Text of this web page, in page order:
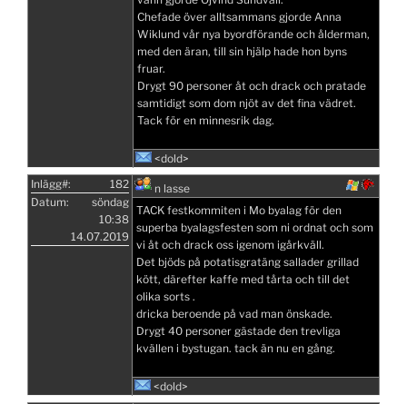
Chefade över alltsammans gjorde Anna
Wiklund vår nya byordförande och ålderman,
med den äran, till sin hjälp hade hon byns
fruar.
Drygt 90 personer åt och drack och pratade
samtidigt som dom njöt av det fina vädret.
Tack för en minnesrik dag.
<dold>
Inlägg#:
182
Datum:
söndag
10:38
14.07.2019
n lasse
TACK festkommiten i Mo byalag för den
superba byalagsfesten som ni ordnat och som
vi åt och drack oss igenom igårkväll.
Det bjöds på potatisgratäng sallader grillad
kött, därefter kaffe med tårta och till det
olika sorts .
dricka beroende på vad man önskade.
Drygt 40 personer gästade den trevliga
kvällen i bystugan. tack än nu en gång.
<dold>